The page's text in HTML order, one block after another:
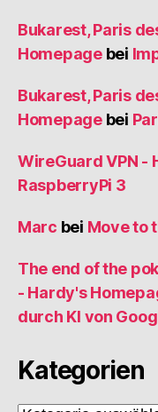
Bukarest, Paris
Homepagebei
Bukarest, Paris
Homepagebei
WireGuard VPN -
RaspberryPi 3
Marc bei Move to
The end of the
- Hardy's
durch KI von
Kategorien